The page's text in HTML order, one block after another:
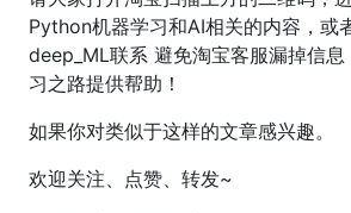
Python机器学习和AI相关的内容，或
deep_ML联系 避免淘宝客服漏掉信
习之路提供帮助！
如果你对类似于这样的文章感兴趣。
欢迎关注、点赞、转发~